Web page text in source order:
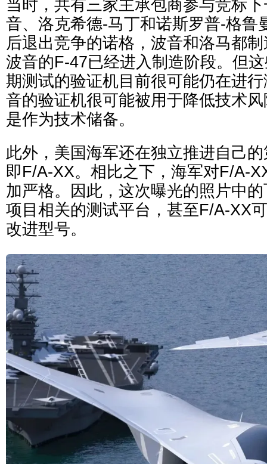
当时，共有三家主承包商参与竞标
音、洛克希德-马丁和诺斯罗普-格鲁
后退出竞争的诺格，波音和洛马都
波音的F-47已经进入制造阶段。但
期测试的验证机目前很可能仍在进
音的验证机很可能被用于降低技术
是作为技术储备。
此外，美国海军还在独立推进自己
即F/A-XX。相比之下，海军对F/A-
加严格。因此，这次曝光的照片中
项目相关的测试平台，甚至F/A-XX
改进型号。